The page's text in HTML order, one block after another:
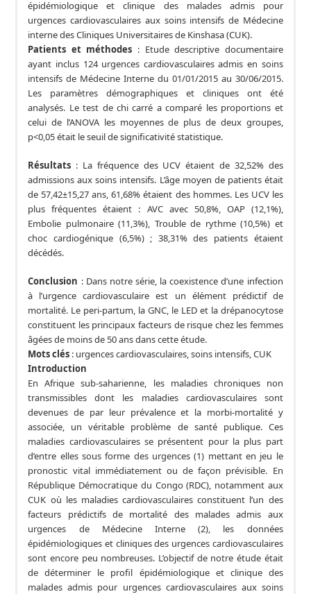
épidémiologique et clinique des malades admis pour
urgences cardiovasculaires aux soins intensifs de Médecine
interne des Cliniques Universitaires de Kinshasa (CUK).
Patients et méthodes : Etude descriptive documentaire
ayant inclus 124 urgences cardiovasculaires admis en soins
intensifs de Médecine Interne du 01/01/2015 au 30/06/2015.
Les paramètres démographiques et cliniques ont été
analysés. Le test de chi carré a comparé les proportions et
celui de l’ANOVA les moyennes de plus de deux groupes,
p<0,05 était le seuil de significativité statistique.
Résultats : La fréquence des UCV étaient de 32,52% des
admissions aux soins intensifs. L’âge moyen de patients était
de 57,42±15,27 ans, 61,68% étaient des hommes. Les UCV les
plus fréquentes étaient : AVC avec 50,8%, OAP (12,1%),
Embolie pulmonaire (11,3%), Trouble de rythme (10,5%) et
choc cardiogénique (6,5%) ; 38,31% des patients étaient
décédés.
Conclusion : Dans notre série, la coexistence d’une infection
à l’urgence cardiovasculaire est un élément prédictif de
mortalité. Le peri-partum, la GNC, le LED et la drépanocytose
constituent les principaux facteurs de risque chez les femmes
âgées de moins de 50 ans dans cette étude.
Mots clés : urgences cardiovasculaires, soins intensifs, CUK
Introduction
En Afrique sub-saharienne, les maladies chroniques non
transmissibles dont les maladies cardiovasculaires sont
devenues de par leur prévalence et la morbi-mortalité y
associée, un véritable problème de santé publique. Ces
maladies cardiovasculaires se présentent pour la plus part
d’entre elles sous forme des urgences (1) mettant en jeu le
pronostic vital immédiatement ou de façon prévisible. En
République Démocratique du Congo (RDC), notamment aux
CUK où les maladies cardiovasculaires constituent l’un des
facteurs prédictifs de mortalité des malades admis aux
urgences de Médecine Interne (2), les données
épidémiologiques et cliniques des urgences cardiovasculaires
sont encore peu nombreuses. L’objectif de notre étude était
de déterminer le profil épidémiologique et clinique des
malades admis pour urgences cardiovasculaires aux soins